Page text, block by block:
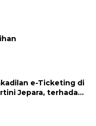
e-Ticketing di
Jepara, terhadap